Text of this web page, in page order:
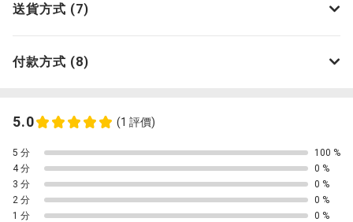
送貨方式 (7)
付款方式 (8)
5.0 (1 評價)
5 分
100 %
4 分
0 %
3 分
0 %
2 分
0 %
1 分
0 %